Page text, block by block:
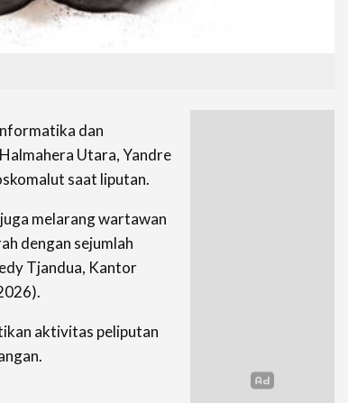
dan
Utara, Yandre
saat liputan.
melarang wartawan
dengan sejumlah
Tjandua, Kantor
aktivitas peliputan